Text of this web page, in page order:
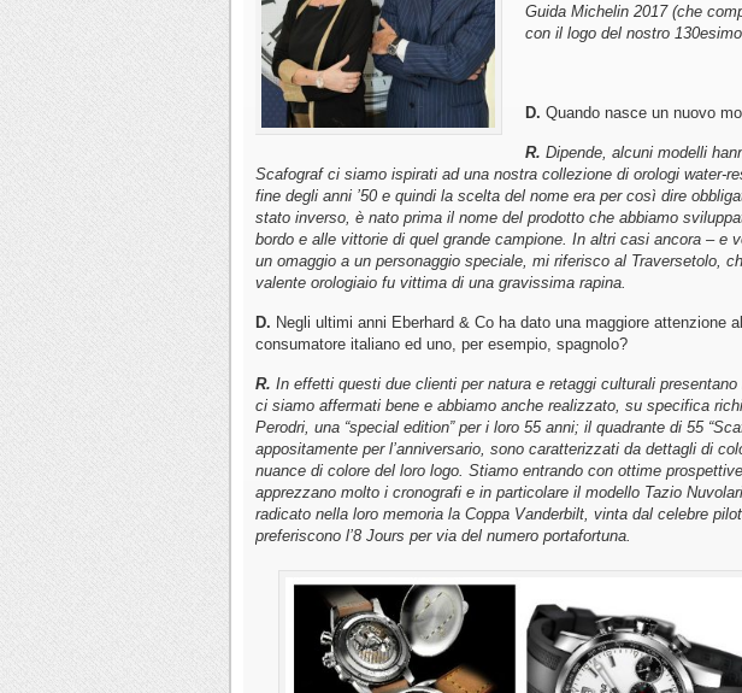
Guida Michelin 2017 (che
con il logo del nostro
D. Quando nasce un nuovo
R. Dipende, alcuni modelli
Scafograf ci siamo ispirati ad una nostra collezione di orologi water-
fine degli anni ’50 e quindi la scelta del nome era per così dire
stato inverso, è nato prima il nome del prodotto che abbiamo
bordo e alle vittorie di quel grande campione. In altri casi ancora – e
un omaggio a un personaggio speciale, mi riferisco al Traversetolo,
valente orologiaio fu vittima di una gravissima rapina.
D. Negli ultimi anni Eberhard & Co ha dato una maggiore attenzione
consumatore italiano ed uno, per esempio, spagnolo?
R. In effetti questi due clienti per natura e retaggi culturali
ci siamo affermati bene e abbiamo anche realizzato, su specifica
Perodri, una “special edition” per i loro 55 anni; il quadrante di 55
appositamente per l’anniversario, sono caratterizzati da dettagli di
nuance di colore del loro logo. Stiamo entrando con ottime
apprezzano molto i cronografi e in particolare il modello Tazio
radicato nella loro memoria la Coppa Vanderbilt, vinta dal celebre
preferiscono l’8 Jours per via del numero portafortuna.